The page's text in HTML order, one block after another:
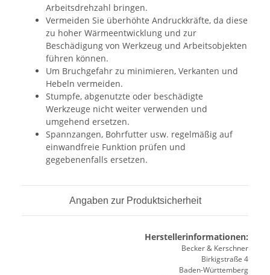
Arbeitsdrehzahl bringen.
Vermeiden Sie überhöhte Andruckkräfte, da diese
zu hoher Wärmeentwicklung und zur
Beschädigung von Werkzeug und Arbeitsobjekten
führen können.
Um Bruchgefahr zu minimieren, Verkanten und
Hebeln vermeiden.
Stumpfe, abgenutzte oder beschädigte
Werkzeuge nicht weiter verwenden und
umgehend ersetzen.
Spannzangen, Bohrfutter usw. regelmäßig auf
einwandfreie Funktion prüfen und
gegebenenfalls ersetzen.
Angaben zur Produktsicherheit
Herstellerinformationen:
Becker & Kerschner
Birkigstraße 4
Baden-Württemberg